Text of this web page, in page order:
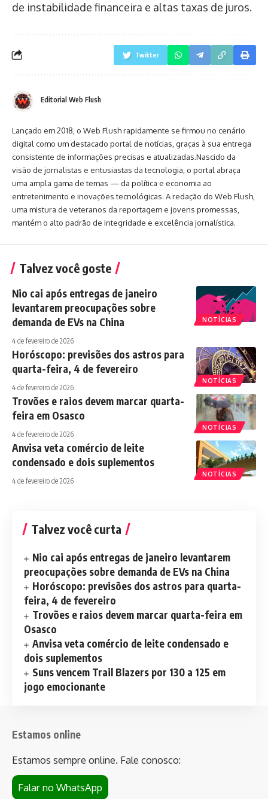
de instabilidade financeira e altas taxas de juros.
Twitter
Editorial Web Flush
Lançado em 2018, o Web Flush rapidamente se firmou no cenário
digital como um destacado portal de notícias, graças à sua entrega
consistente de informações precisas e atualizadas.Nascido da
visão de jornalistas e entusiastas da tecnologia, o portal abraça
uma ampla gama de temas — da política e economia ao
entretenimento e inovações tecnológicas. A redação do Web Flush,
uma mistura de veteranos da reportagem e jovens promessas,
mantém o alto padrão de integridade e excelência jornalística.
Talvez você goste
NOTÍCIAS
Nio cai após entregas de janeiro
levantarem preocupações sobre
demanda de EVs na China
4 de fevereiro de 2026
NOTÍCIAS
Horóscopo: previsões dos astros para
quarta-feira, 4 de fevereiro
4 de fevereiro de 2026
NOTÍCIAS
Trovões e raios devem marcar quarta-
feira em Osasco
4 de fevereiro de 2026
NOTÍCIAS
Anvisa veta comércio de leite
condensado e dois suplementos
4 de fevereiro de 2026
Talvez você curta
Nio cai após entregas de janeiro levantarem
preocupações sobre demanda de EVs na China
Horóscopo: previsões dos astros para quarta-
feira, 4 de fevereiro
Trovões e raios devem marcar quarta-feira em
Osasco
Anvisa veta comércio de leite condensado e
dois suplementos
Suns vencem Trail Blazers por 130 a 125 em
jogo emocionante
Estamos online
Estamos sempre online. Fale conosco:
Falar no WhatsApp